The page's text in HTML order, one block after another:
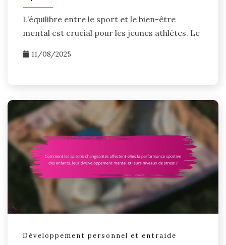
L’équilibre entre le sport et le bien-être
mental est crucial pour les jeunes athlètes. Le
11/08/2025
Développement personnel et entraide